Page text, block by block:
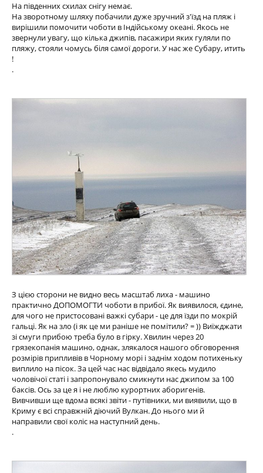
На південних схилах снігу немає.
На зворотному шляху побачили дуже зручний з'їзд на пляж і
вирішили помочити чоботи в Індійському океані. Якось не
звернули увагу, що кілька джипів, пасажири яких гуляли по
пляжу, стояли чомусь біля самої дороги. У нас же Субару, итить
!
.
З цією сторони не видно весь масштаб лиха - машино
практично ДОПОМОГТИ чоботи в прибої. Як виявилося, єдине,
для чого не пристосовані важкі субари - це для їзди по мокрій
гальці. Як на зло (і як це ми раніше не помітили? = )) Виїжджати
зі смуги прибою треба було в гірку. Хвилин через 20
грязекопанія машино, однак, злякалося нашого обговорення
розмірів припливів в Чорному морі і заднім ходом потихеньку
виплило на пісок. За цей час нас відвідало якесь мудило
чоловічої статі і запропонувало смикнути нас джипом за 100
баксів. Ось за це я і не люблю курортних аборигенів.
Вивчивши ще вдома всякі звіти - путівники, ми виявили, що в
Криму є всі справжній діючий Вулкан. До нього ми й
направили свої коліс на наступний день.
.